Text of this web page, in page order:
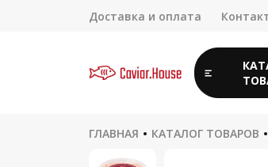
Доставка и оплата
ГЛАВНАЯ КАТАЛОГ ТОВАРОВ